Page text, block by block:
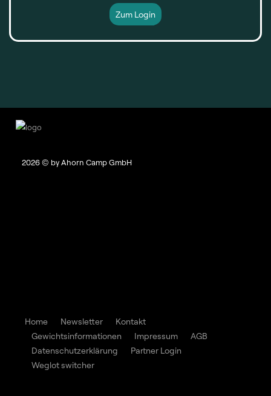
Zum Login
2026© by Ahorn Camp GmbH
Home Newsletter
Kontakt
Gewichtsinformationen
Impressum
AGB
Datenschutzerklärung
Partner Login
Weglot switcher